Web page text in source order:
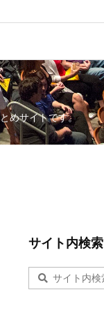
めサイトです。
サイト内検索